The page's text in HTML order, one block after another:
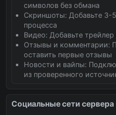
символов без обмана
Скриншоты: Добавьте 3-
процесса
Видео: Добавьте
Отзывы и комментарии:
оставить первые отзывы
Новости и вайпы:
из проверенного
Социальные сети сервера